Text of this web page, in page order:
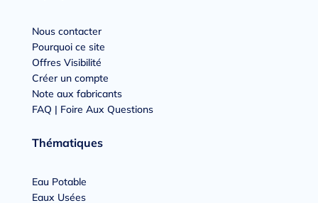
Nous contacter
Pourquoi ce site
Offres Visibilité
Créer un compte
Note aux fabricants
FAQ | Foire Aux Questions
Thématiques
Eau Potable
Eaux Usées